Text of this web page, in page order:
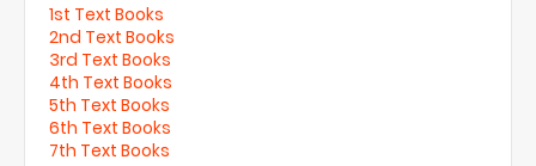
1st Text Books
2nd Text Books
3rd Text Books
4th Text Books
5th Text Books
6th Text Books
7th Text Books